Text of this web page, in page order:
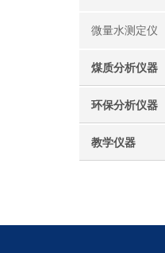
微量水测定仪
煤质分析仪器
环保分析仪器
教学仪器